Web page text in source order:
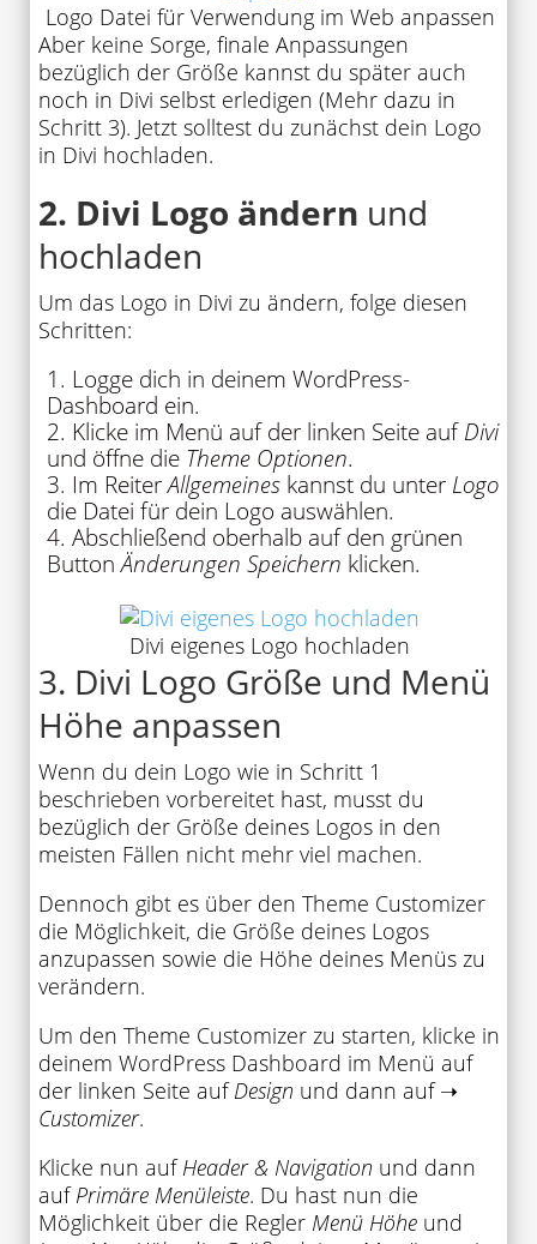
Logo Datei für Verwendung im Web anpassen
Aber keine Sorge, finale Anpassungen
bezüglich der Größe kannst du später auch
noch in Divi selbst erledigen (Mehr dazu in
Schritt 3). Jetzt solltest du zunächst dein Logo
in Divi hochladen.
2. Divi Logo ändern und
hochladen
Um das Logo in Divi zu ändern, folge diesen
Schritten:
Logge dich in deinem WordPress-
Dashboard ein.
Klicke im Menü auf der linken Seite aufDivi
und öffne die Theme Optionen.
Im ReiterAllgemeineskannst du unter Logo
die Datei für dein Logo auswählen.
Abschließend oberhalb auf den grünen
ButtonÄnderungen Speichern klicken.
Divi eigenes Logo hochladen
3. Divi Logo Größe und Menü
Höhe anpassen
Wenn du dein Logo wie in Schritt 1
beschrieben vorbereitet hast, musst du
bezüglich der Größe deines Logos in den
meisten Fällen nicht mehr viel machen.
Dennoch gibt es über den Theme Customizer
die Möglichkeit, die Größe deines Logos
anzupassen sowie die Höhe deines Menüs zu
verändern.
Um den Theme Customizer zu starten, klicke in
deinem WordPress Dashboard im Menü auf
der linken Seite aufDesign und dann auf ➝
Customizer.
Klicke nun aufHeader & Navigation und dann
aufPrimäre Menüleiste. Du hast nun die
Möglichkeit über die Regler Menü Höheund